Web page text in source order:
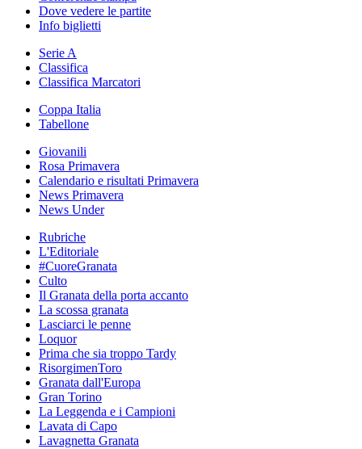
Dove vedere le partite
Info biglietti
Serie A
Classifica
Classifica Marcatori
Coppa Italia
Tabellone
Giovanili
Rosa Primavera
Calendario e risultati Primavera
News Primavera
News Under
Rubriche
L'Editoriale
#CuoreGranata
Culto
Il Granata della porta accanto
La scossa granata
Lasciarci le penne
Loquor
Prima che sia troppo Tardy
RisorgimenToro
Granata dall'Europa
Gran Torino
La Leggenda e i Campioni
Lavata di Capo
Lavagnetta Granata